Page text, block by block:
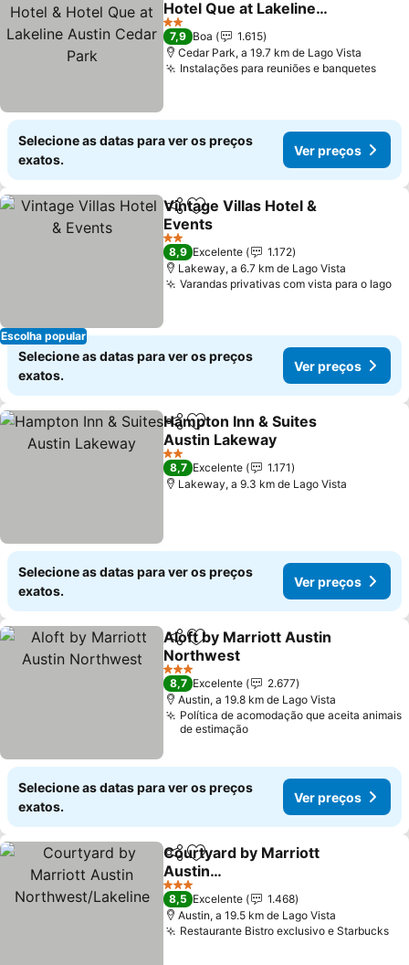
Hotel Que at Lakeline
Austin Cedar Park
Ver preços
2 Estrelas
7,9 Boa
1.615
Cedar Park, a 19.7 km de Lago Vista
Instalações para reuniões e banquetesVer
Selecione as datas para ver os preços
exatos.
Ver preços
Escolha popular
PartilharAdicionar aos favoritos
Vintage Villas Hotel &
Events
Ver preços
2 Estrelas
8,9 Excelente
1.172
Lakeway, a 6.7 km de Lago Vista
Varandas privativas com vista para o lago
Selecione as datas para ver os preços
exatos.
Ver preços
PartilharAdicionar aos favoritos
Hampton Inn & Suites
Austin Lakeway
Ver preços
2 Estrelas
8,7 Excelente
1.171
Lakeway, a 9.3 km de Lago Vista
Selecione as datas para ver os preços
exatos.
Ver preços
PartilharAdicionar aos favoritos
Aloft by Marriott Austin
Northwest
Ver preços
3 Estrelas
8,7 Excelente
2.677
Austin, a 19.8 km de Lago Vista
Política de acomodação que aceita animais
de estimação
Selecione as datas para ver os preços
exatos.
Ver preços
PartilharAdicionar aos favoritos
Courtyard by Marriott
Austin
Northwest/Lakeline
Ver preços
3 Estrelas
8,5 Excelente
1.468
Austin, a 19.5 km de Lago Vista
Restaurante Bistro exclusivo e Starbucks